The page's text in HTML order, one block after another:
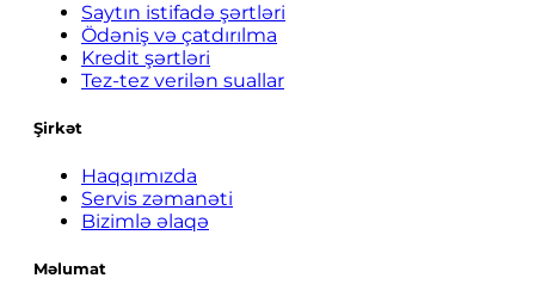
Saytın istifadə şərtləri
Ödəniş və çatdırılma
Kredit şərtləri
Tez-tez verilən suallar
Şirkət
Haqqımızda
Servis zəmanəti
Bizimlə əlaqə
Məlumat